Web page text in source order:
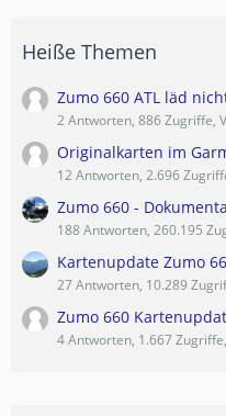
Heiße Themen
Zumo 660 ATL läd
2 Antworten, 886 Zugriffe,
Originalkarten im
12 Antworten, 2.696
Zumo 660 -
188 Antworten, 260.195
Kartenupdate Zumo
27 Antworten, 10.289
Zumo 660
4 Antworten, 1.667